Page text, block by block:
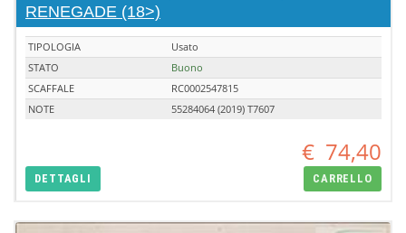
RENEGADE (18>)
TIPOLOGIA
Usato
STATO
Buono
SCAFFALE
RC0002547815
NOTE
55284064 (2019) T7607
€ 74,40
DETTAGLI CARRELLO